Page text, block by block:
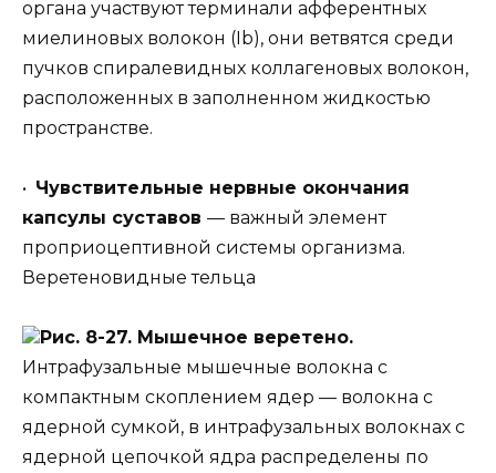
органа участвуют терминали афферентных
миелиновых волокон (Ib), они ветвятся среди
пучков спиралевидных коллагеновых волокон,
расположенных в заполненном жидкостью
пространстве.
• Чувствительные нервные окончания
капсулы суставов — важный элемент
проприоцептивной системы организма.
Веретеновидные тельца
Рис. 8-27. Мышечное веретено.
Интрафузальные мышечные волокна с
компактным скоплением ядер — волокна с
ядерной сумкой, в интрафузальных волокнах с
ядерной цепочкой ядра распределены по